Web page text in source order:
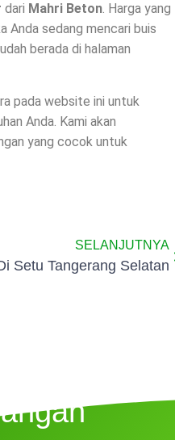
dari Mahri Beton. Harga yang
Anda sedang mencari buis
berada di halaman
pada website ini untuk
Anda. Kami akan
yang cocok untuk
SELANJUTNYA
Setu Tangerang Selatan